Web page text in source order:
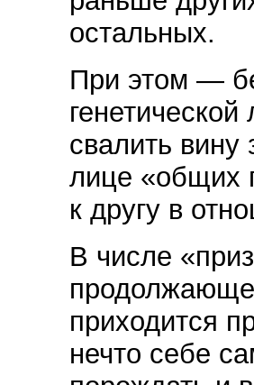
остальных.
При этом —
свалить
лице «общих
к другу в
В числе
приходится
нечто себе